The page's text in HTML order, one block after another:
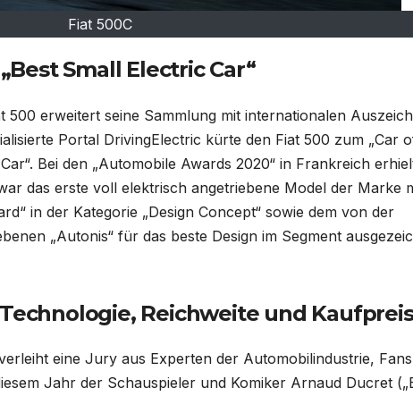
Fiat 500C
Small Electric Car“
erweitert seine Sammlung mit internationalen
Portal DrivingElectric kürte den Fiat 500 zum „Car
Bei den „Automobile Awards 2020“ in Frankreich
das erste voll elektrisch angetriebene Model der Marke
in der Kategorie „Design Concept“ sowie dem von der
„Autonis“ für das beste Design im Segment
Reichweite und Kaufpreis
eine Jury aus Experten der Automobilindustrie,
Jahr der Schauspieler und Komiker Arnaud Ducret